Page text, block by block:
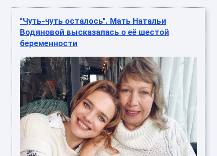
"Чуть-чуть осталось". Мать Натальи
Водяновой высказалась о её шестой
беременности